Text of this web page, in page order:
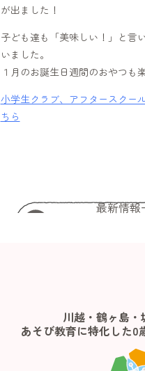
が出ました！
子ども達も「美味しい！」と言
いました。
１月のお誕生日週間のおやつも
小学生クラブ、アフタースクー
ちら
最新情報
川越・鶴ヶ島・
あそび教育に特化した0